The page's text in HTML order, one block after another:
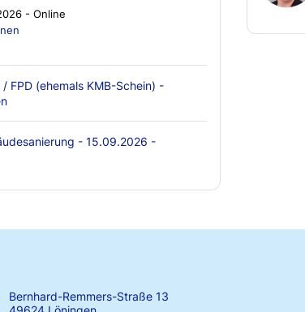
- Online
FPD (ehemals KMB-Schein) -
- 15.09.2026 -
Bernhard-Remmers-Straße 13